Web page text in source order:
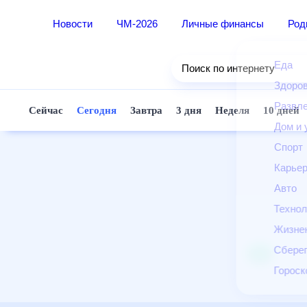
Новости ЧМ-2026 Личные финансы
Еда
Дом
Спорт
Авто
Поиск по интернету
Сейчас Сегодня Завтра 3 дня Неделя 10